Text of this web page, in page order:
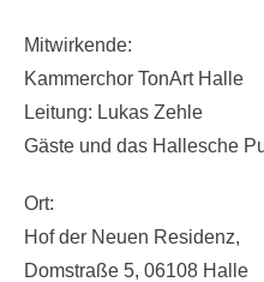
Mitwirkende:
Kammerchor TonArt Halle
Leitung: Lukas Zehle
Gäste und das Hallesche
Ort:
Hof der Neuen Residenz,
Domstraße 5, 06108 Halle